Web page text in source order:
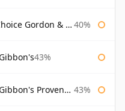
& Macphail 40%
43%
Provenance 43%